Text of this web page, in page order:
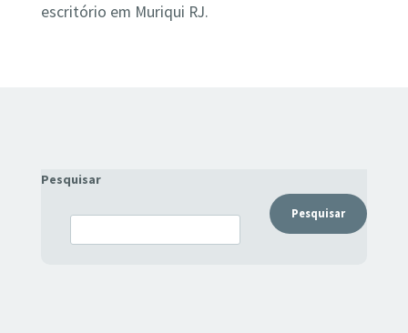
escritório em Muriqui RJ.
Pesquisar
Pesquisar